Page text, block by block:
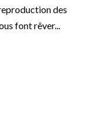
des
font rêver...